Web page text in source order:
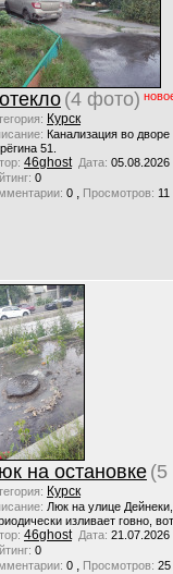
(4 фото)
Курск
Канализация во
51.
46ghost Дата: 05.08.2026
0
0 , Просмотров: 11
на остановке (5
Курск
Люк на улице
изливает говно,
46ghost Дата: 21.07.2026
0
0 , Просмотров: 25